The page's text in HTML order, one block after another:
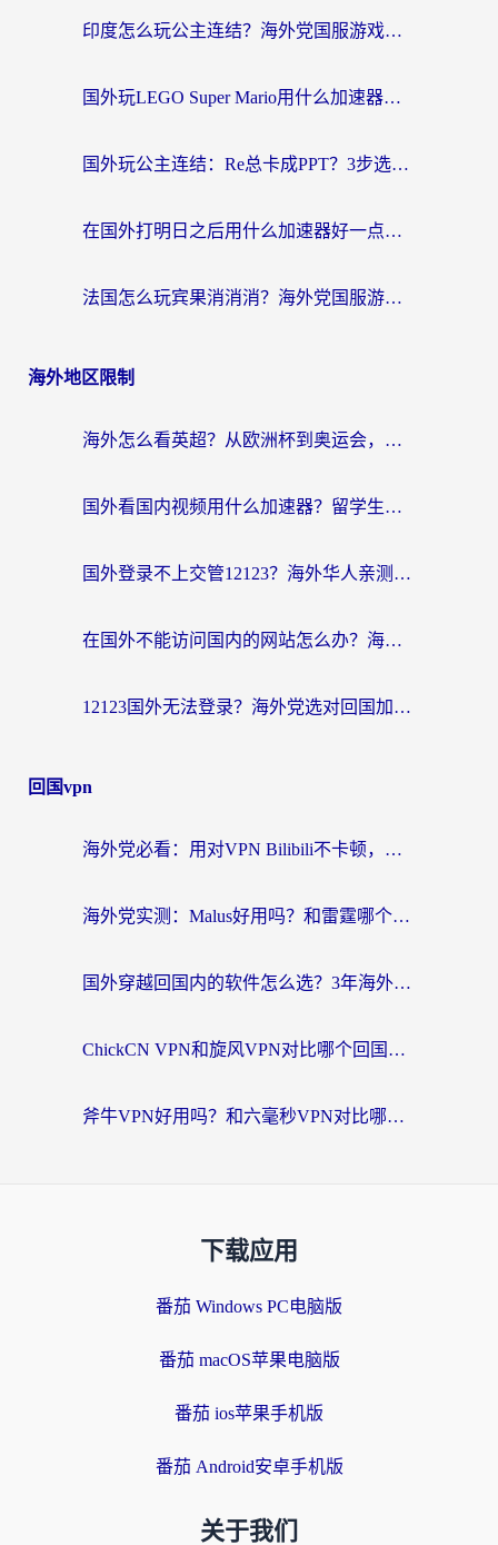
印度怎么玩公主连结？海外党国服游戏加速终极指南（附仙境传说RO重生细胞优化技巧）
国外玩LEGO Super Mario用什么加速器？2026海外玩家亲测有效指南
国外玩公主连结：Re总卡成PPT？3步选对加速器，畅玩国服无压力
在国外打明日之后用什么加速器好一点？海外玩家亲测有效的国服游戏加速指南
法国怎么玩宾果消消消？海外党国服游戏加速器终极指南（附漫威召唤与合成解决办法）
海外地区限制
海外怎么看英超？从欧洲杯到奥运会，一份让你不卡壳的中文解说观看指南
国外看国内视频用什么加速器？留学生和海外华人的实用指南
国外登录不上交管12123？海外华人亲测有效的回国加速器选择指南
在国外不能访问国内的网站怎么办？海外党必看的无缝回国上网指南
12123国外无法登录？海外党选对回国加速器，轻松解决国内资源访问难题
回国vpn
海外党必看：用对VPN Bilibili不卡顿，英国玩国内游戏也丝滑——2026回国加速器选择指南
海外党实测：Malus好用吗？和雷霆哪个好？+ 3款热门加速器深度对比
国外穿越回国内的软件怎么选？3年海外党亲测实用指南，告别地域限制
ChickCN VPN和旋风VPN对比哪个回国效果更好？海外党实测回国内网神器指南
斧牛VPN好用吗？和六毫秒VPN对比哪个回国效果更好？海外党亲测实用指南
下载应用
番茄 Windows PC电脑版
番茄 macOS苹果电脑版
番茄 ios苹果手机版
番茄 Android安卓手机版
关于我们